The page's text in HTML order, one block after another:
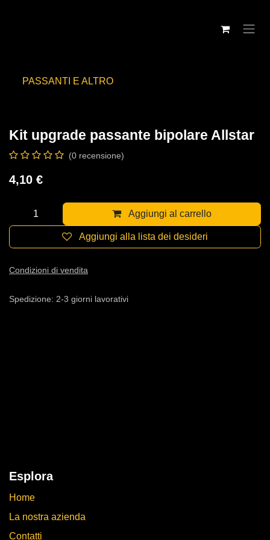
PASSANTI E ALTRO
Kit upgrade passante bipolare Allstar
(0 recensione)
4,10 €
Aggiungi al carrello
Aggiungi alla lista dei desideri
Condizioni di vendita
Spedizione: 2-3 giorni lavorativi
Esplora
Home
La nostra azienda
Contatti